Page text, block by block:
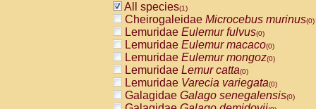
All species(1)
Cheirogaleidae Microcebus murinus(0)
Lemuridae Eulemur fulvus(0)
Lemuridae Eulemur macaco(0)
Lemuridae Eulemur mongoz(0)
Lemuridae Lemur catta(0)
Lemuridae Varecia variegata(0)
Galagidae Galago senegalensis(0)